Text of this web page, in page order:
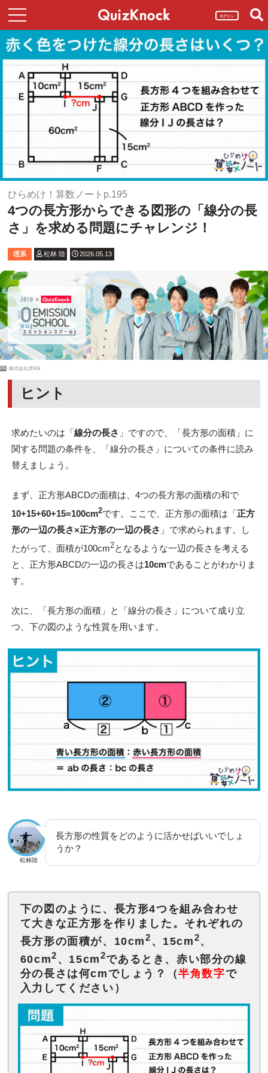
ログイン
ひらめけ！算数ノートp.195
4つの長方形からできる図形の「線分の長
さ」を求める問題にチャレンジ！
理系 松林 陸 2026.05.13
PR 株式会社JERA
ヒント
求めたいのは「 線分の長さ 」ですので、「長方形の面積」に
関する問題の条件を、「線分の長さ」についての条件に読み
替えましょう。
まず、正方形ABCDの面積は、4つの長方形の面積の和で
10+15+60+15=100cm2です。ここで、正方形の面積は「正方
形の一辺の長さ×正方形の一辺の長さ 」で求められます。し
たがって、面積が100cm2となるような一辺の長さを考える
と、正方形ABCDの一辺の長さは10cmであることがわかりま
す。
次に、「長方形の面積」と「線分の長さ」について成り立
つ、下の図のような性質を用います。
松林陸
長方形の性質をどのように活かせばいいでしょ
うか？
下の図のように、長方形4つを組み合わせ
て大きな正方形を作りました。それぞれの
長方形の面積が、10cm2 、15cm2、
60cm2 、15cm2であるとき、赤い部分の線
分の長さは何cmでしょう？（半角数字で
入力してください）